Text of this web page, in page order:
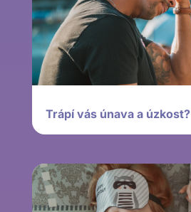
Trápí vás únava a úzkost?